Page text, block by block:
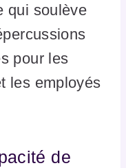
qui soulève
pour les
les employés
de